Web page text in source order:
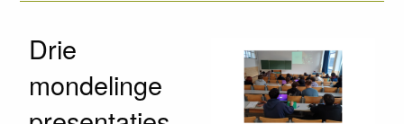
Drie
mondelinge